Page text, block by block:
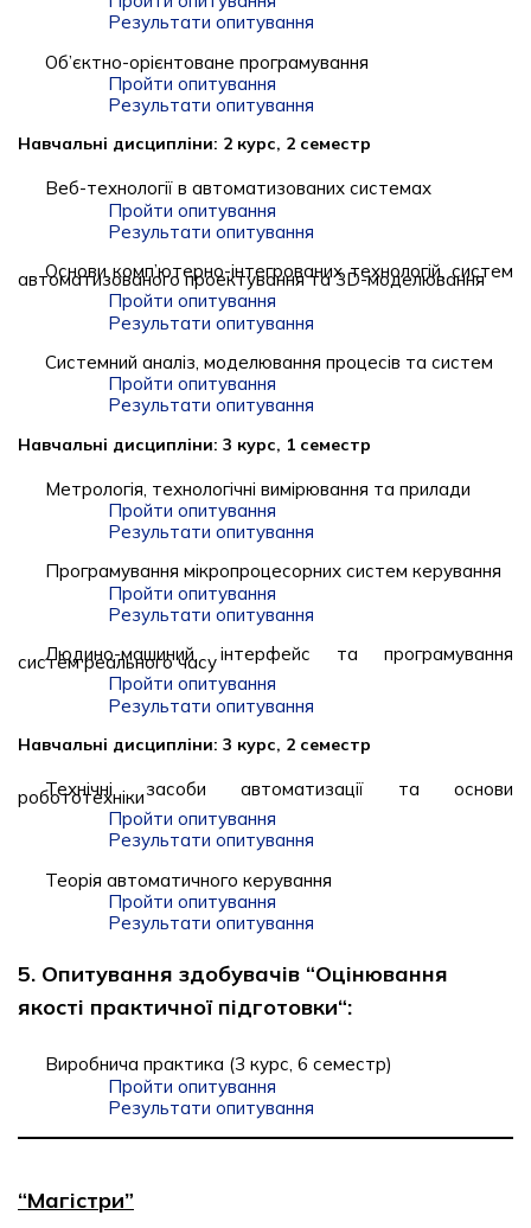
Результати опитування
Об’єктно-орієнтоване програмування
Пройти опитування
Результати опитування
Навчальні дисципліни: 2 курс, 2 семестр
Веб-технології в автоматизованих системах
Пройти опитування
Результати опитування
Основи комп’ютерно-інтегрованих технологій, систем
автоматизованого проектування та 3D-моделювання
Пройти опитування
Результати опитування
Системний аналіз, моделювання процесів та систем
Пройти опитування
Результати опитування
Навчальні дисципліни: 3 курс, 1 семестр
Метрологія, технологічні вимірювання та прилади
Пройти опитування
Результати опитування
Програмування мікропроцесорних систем керування
Пройти опитування
Результати опитування
Людино-машиний інтерфейс та програмування
систем реального часу
Пройти опитування
Результати опитування
Навчальні дисципліни: 3 курс, 2 семестр
Технічні засоби автоматизації та основи
робототехніки
Пройти опитування
Результати опитування
Теорія автоматичного керування
Пройти опитування
Результати опитування
5. Опитування здобувачів “Оцінювання
якості практичної підготовки“:
Виробнича практика (3 курс, 6 семестр)
Пройти опитування
Результати опитування
“Магістри”